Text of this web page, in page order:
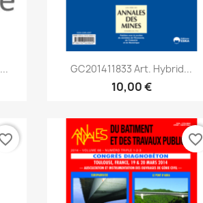
Aperçu rapide
GC201411833 Art. Hybrid...
10,00 €
favorite_border